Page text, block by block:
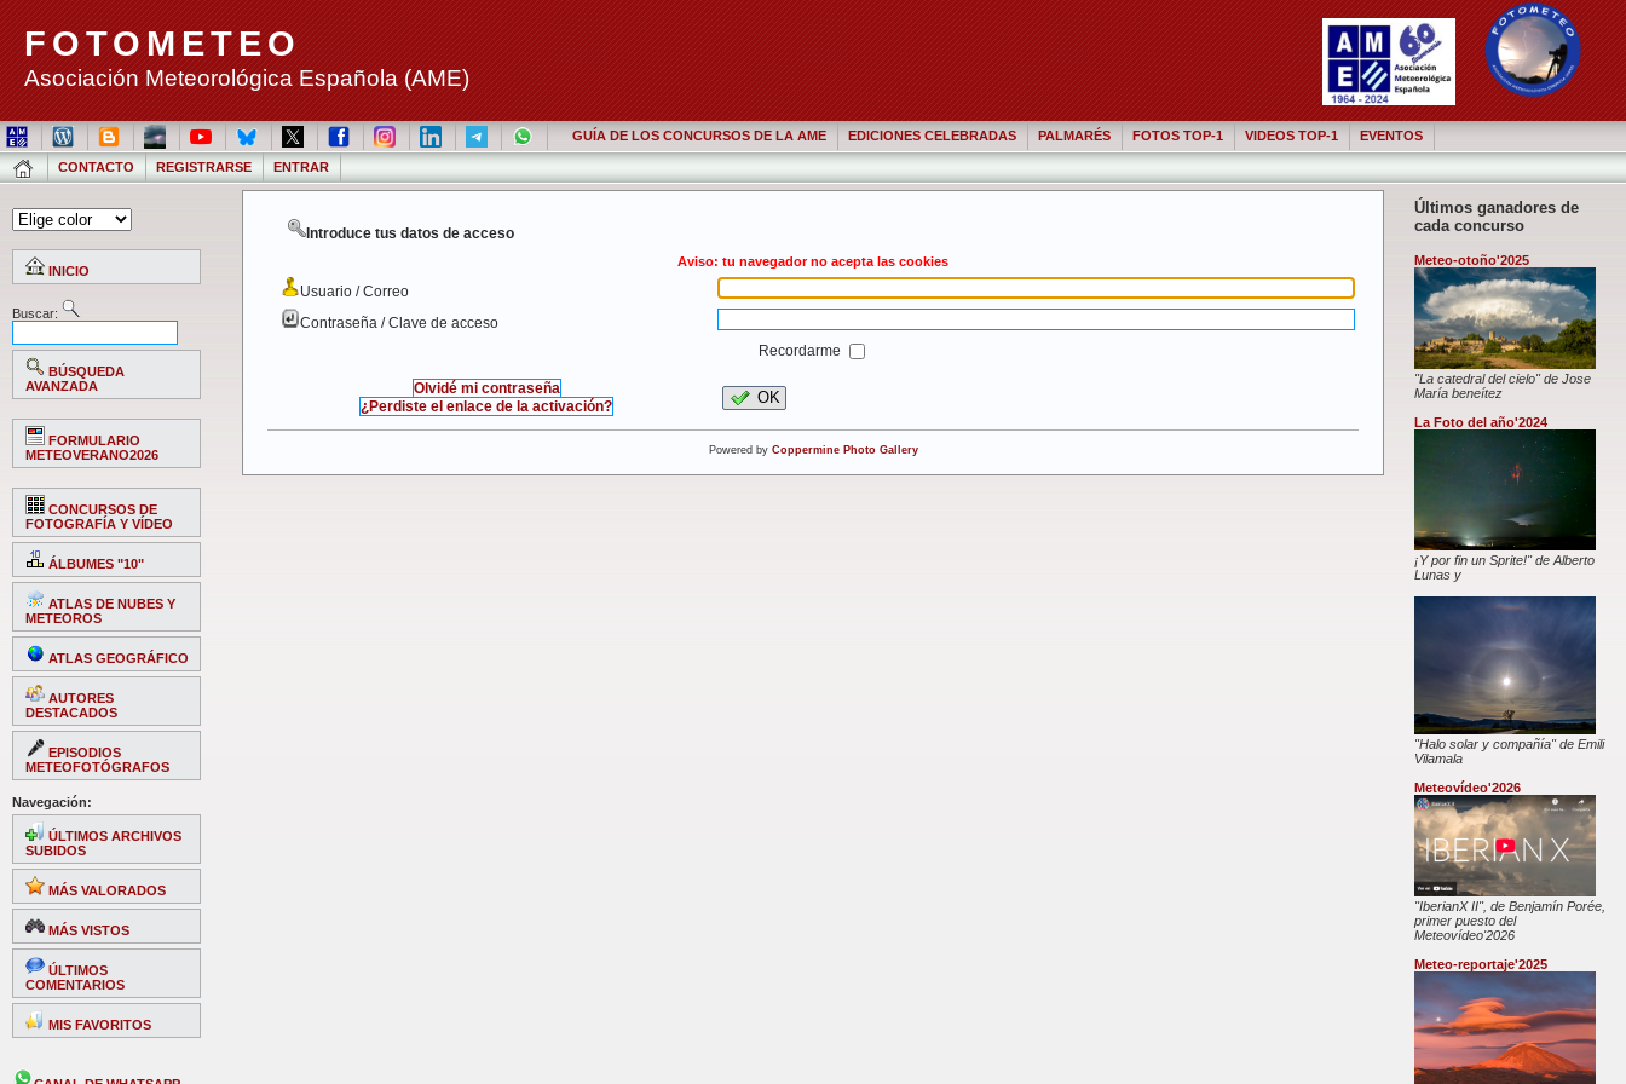
FOTOMETEO
Asociación Meteorológica Española (AME)
GUÍA DE LOS CONCURSOS DE LA AME EDICIONES CELEBRADAS PALMARÉS FOTOS TOP-1 VIDEOS TOP-1 EVENTOS
CONTACTO REGISTRARSE ENTRAR
INICIO
Buscar:
BÚSQUEDA
AVANZADA
FORMULARIO
METEOVERANO2026
CONCURSOS DE
FOTOGRAFÍA Y VÍDEO
ÁLBUMES "10"
ATLAS DE NUBES Y
METEOROS
ATLAS GEOGRÁFICO
AUTORES
DESTACADOS
EPISODIOS
METEOFOTÓGRAFOS
Navegación:
ÚLTIMOS ARCHIVOS
SUBIDOS
MÁS VALORADOS
MÁS VISTOS
ÚLTIMOS
COMENTARIOS
MIS FAVORITOS
Últimos ganadores de
cada concurso
Meteo-otoño'2025
"La catedral del cielo" de Jose
María beneítez
La Foto del año'2024
¡Y por fin un Sprite!" de Alberto
Lunas y
"Halo solar y compañía" de Emili
Vilamala
Meteovídeo'2026
"IberianX II", de Benjamín Porée,
primer puesto del
Meteovídeo'2026
Meteo-reportaje'2025
Introduce tus datos de acceso
Aviso: tu navegador no acepta las cookies
Usuario / Correo
Contraseña / Clave de acceso
Recordarme
Olvidé mi contraseña
¿Perdiste el enlace de la activación?
OK
Powered by Coppermine Photo Gallery